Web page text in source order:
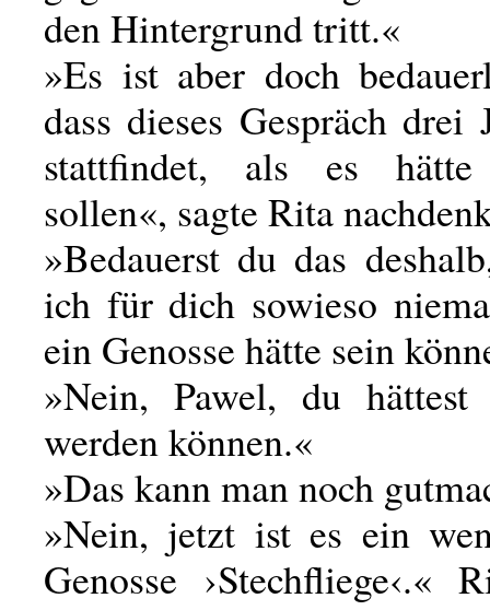
den Hintergrund tritt.«
»Es ist aber doch
dass dieses Gespräch drei
stattfindet, als es hätte
sollen«, sagte Rita
»Bedauerst du das
ich für dich sowieso
ein Genosse hätte sein
»Nein, Pawel, du hättest
werden können.«
»Das kann man noch
»Nein, jetzt ist es ein
Genosse ›Stechfliege‹.«